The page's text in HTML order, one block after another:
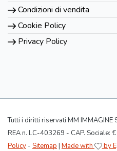
Condizioni di vendita
Cookie Policy
Privacy Policy
Tutti i diritti riservati MM
REA n. LC-403269 - CAP. Sociale:
Policy - Sitemap | Made with by